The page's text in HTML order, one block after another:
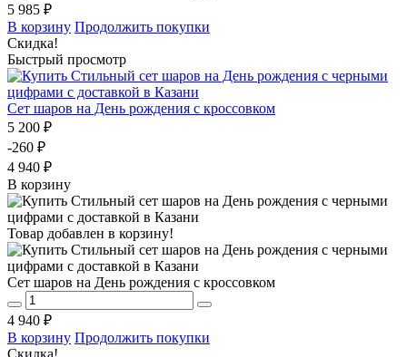
5 985 ₽
В корзину Продолжить покупки
Скидка!
Быстрый просмотр
Сет шаров на День рождения с кроссовком
5 200 ₽
-260 ₽
4 940 ₽
В корзину
Товар добавлен в корзину!
Сет шаров на День рождения с кроссовком
4 940 ₽
В корзину Продолжить покупки
Скидка!